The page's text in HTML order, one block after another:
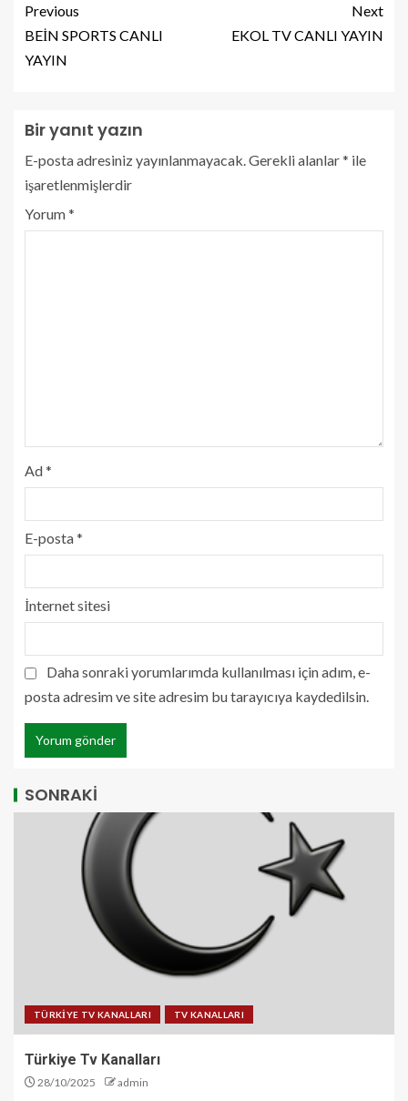
Previous
BEİN SPORTS CANLI
YAYIN
Next
EKOL TV CANLI YAYIN
Bir yanıt yazın
E-posta adresiniz yayınlanmayacak.Gerekli alanlar* ile
işaretlenmişlerdir
Yorum*
Ad*
E-posta*
İnternet sitesi
Daha sonraki yorumlarımda kullanılması için adım, e-
posta adresim ve site adresim bu tarayıcıya kaydedilsin.
SONRAKİ
TÜRKİYE TV KANALLARI TV KANALLARI
Türkiye Tv Kanalları
28/10/2025 admin